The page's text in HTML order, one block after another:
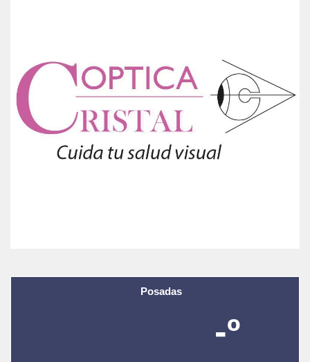
Posadas
-º